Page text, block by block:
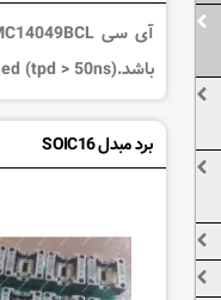
باشد.CMOS Hex Inverting Buffer/Converter.Standard speed (tpd > 50ns)
برد مبدل SOIC16